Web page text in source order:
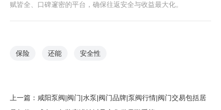
赋皆全、口碑邃密的平台，确保往返安全与收益最大化。
保险 还能 安全性
上一篇： 咸阳泵阀|阀门|水泵|阀门品牌|泵阀行情|阀门交易包括居